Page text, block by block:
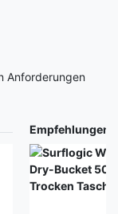
Anforderungen
Empfehlungen